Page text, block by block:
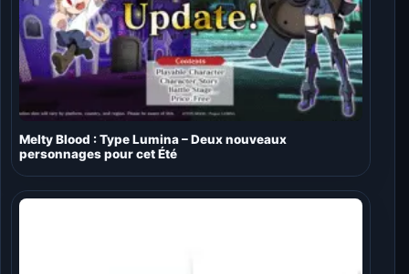
Melty Blood : Type Lumina – Deux nouveaux
personnages pour cet Été